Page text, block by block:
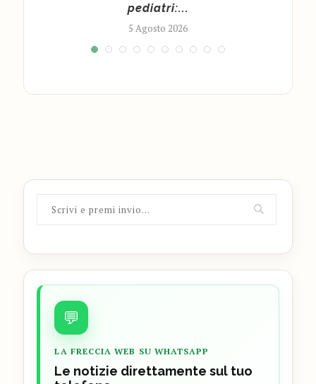
pediatri:...
5 Agosto 2026
💬
LA FRECCIA WEB SU WHATSAPP
Le notizie direttamente sul tuo